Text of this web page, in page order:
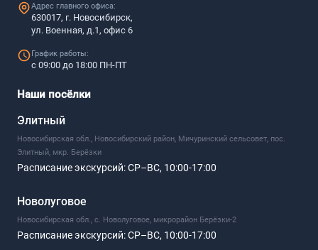
Адрес главного офиса:
630017, г. Новосибирск,
ул. Военная, д.1, офис 6
График работы:
с 09:00 до 18:00 ПН-ПТ
Наши посёлки
Элитный
Новосибирская обл., Новосибирский район, Мичуринский сельсовет, пос.
Элитный, мкр. Берёзки
Расписание экскурсий:СР–ВС, 10:00-17:00
Новолуговое
Новосибирская обл., с. Новолуговое, микрорайон Берёзки-2
Расписание экскурсий:СР–ВС, 10:00-17:00